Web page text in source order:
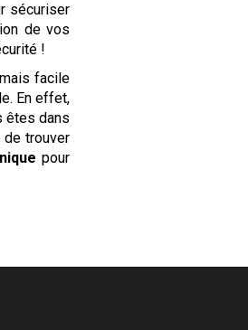
sécuriser
de vos
!
facile
En effet,
êtes dans
de trouver
pour